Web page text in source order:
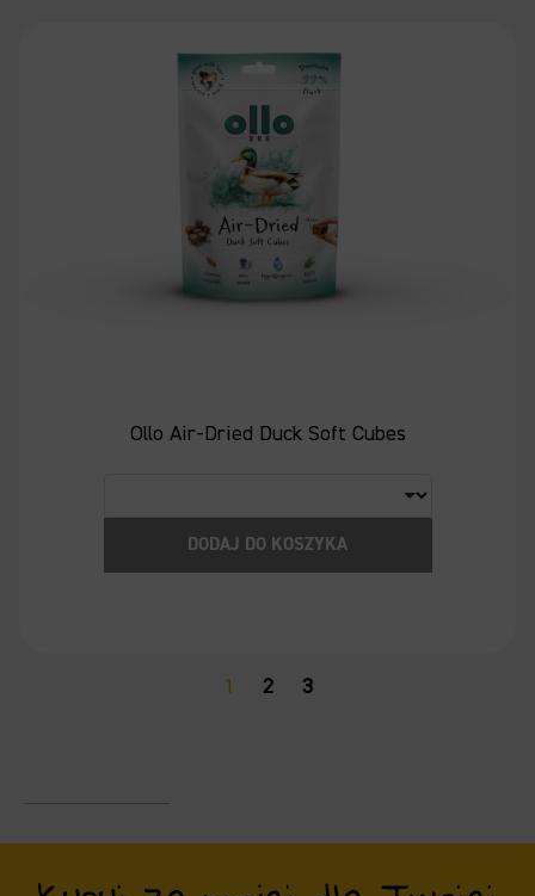
Ollo Air-Dried Duck Soft Cubes
DODAJ DO KOSZYKA
1 2 3